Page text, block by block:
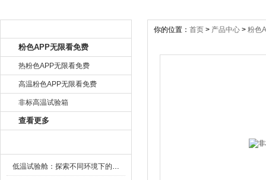
粉色APP无限看免费
热粉色APP无限看免费
高温粉色APP无限看免费
非标高温试验箱
查看更多
低温试验舱：探索不同环境下的科技边界
你的位置： 首页 > 产品中心 > 粉色